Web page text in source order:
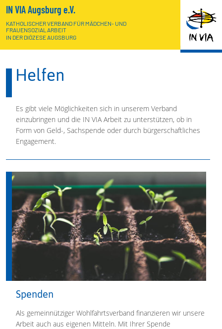
IN VIA Augsburg e.V.
KATHOLISCHER VERBAND FÜR MÄDCHEN- UND
FRAUENSOZIALARBEIT
IN DER DIÖZESE AUGSBURG
Helfen
Es gibt viele Möglichkeiten sich in unserem Verband
einzubringen und die IN VIA Arbeit zu unterstützen, ob in
Form von Geld-, Sachspende oder durch bürgerschaftliches
Engagement.
Spenden
Als gemeinnütziger Wohlfahrtsverband finanzieren wir unsere
Arbeit auch aus eigenen Mitteln. Mit Ihrer Spende